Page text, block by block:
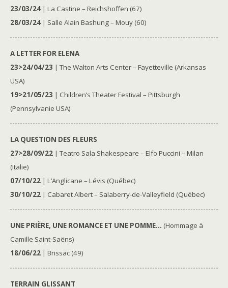
23/03/24 | La Castine – Reichshoffen (67)
28/03/24 | Salle Alain Bashung – Mouy (60)
A LETTER FOR ELENA
23>24/04/23 | The Walton Arts Center – Fayetteville (Arkansas
USA)
19>21/05/23 | Children’s Theater Festival – Pittsburgh
(Pennsylvanie USA)
LA QUESTION DES FLEURS
27>28/09/22 | Teatro Sala Shakespeare – Elfo Puccini – Milan
(Italie)
07/10/22 | L’Anglicane – Lévis (Québec)
30/10/22 | Cabaret Albert – Salaberry-de-Valleyfield (Québec)
UNE PRIÈRE, UNE ROMANCE ET UNE POMME… (Hommage à
Camille Saint-Saëns)
18/06/22 | Brissac (49)
TERRAIN GLISSANT